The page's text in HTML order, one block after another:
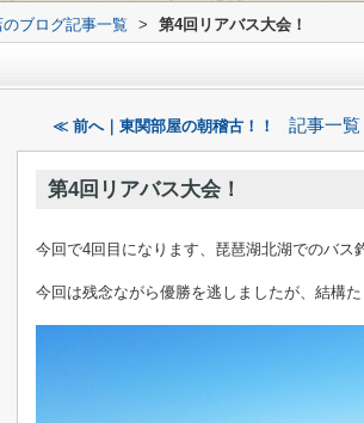
ブログ記事一覧 > 第4回リアバス大会！
≪ 前へ｜東関部屋の朝稽古！！ 記事一覧
第4回リアバス大会！
今回で4回目になります、琵琶湖北湖でのバス
今回は残念ながら優勝を逃しましたが、結構